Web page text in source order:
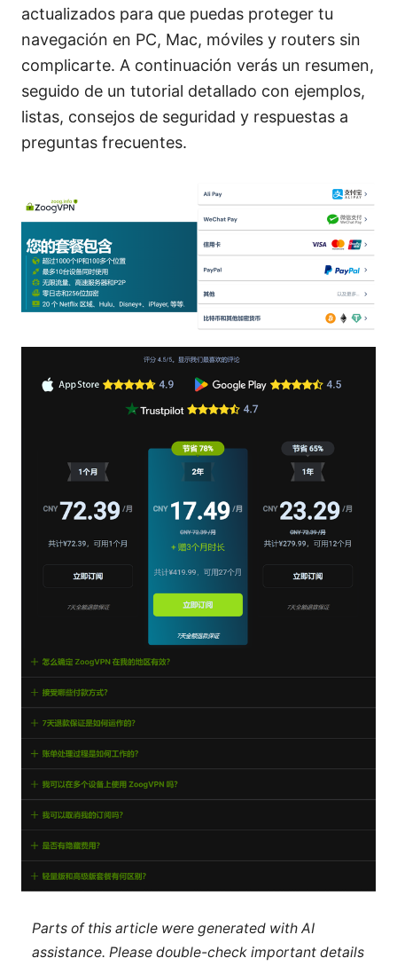
actualizados para que puedas proteger tu
navegación en PC, Mac, móviles y routers sin
complicarte. A continuación verás un resumen,
seguido de un tutorial detallado con ejemplos,
listas, consejos de seguridad y respuestas a
preguntas frecuentes.
Parts of this article were generated with AI
assistance. Please double-check important details